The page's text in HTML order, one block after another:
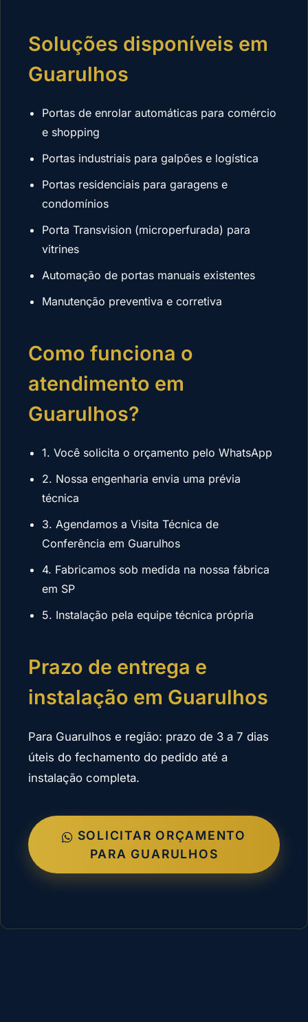
Soluções disponíveis em
Guarulhos
Portas de enrolar automáticas para comércio
e shopping
Portas industriais para galpões e logística
Portas residenciais para garagens e
condomínios
Porta Transvision (microperfurada) para
vitrines
Automação de portas manuais existentes
Manutenção preventiva e corretiva
Como funciona o
atendimento em
Guarulhos?
1. Você solicita o orçamento pelo WhatsApp
2. Nossa engenharia envia uma prévia
técnica
3. Agendamos a Visita Técnica de
Conferência em Guarulhos
4. Fabricamos sob medida na nossa fábrica
em SP
5. Instalação pela equipe técnica própria
Prazo de entrega e
instalação em Guarulhos
Para Guarulhos e região: prazo de 3 a 7 dias
úteis do fechamento do pedido até a
instalação completa.
SOLICITAR ORÇAMENTO
PARA GUARULHOS